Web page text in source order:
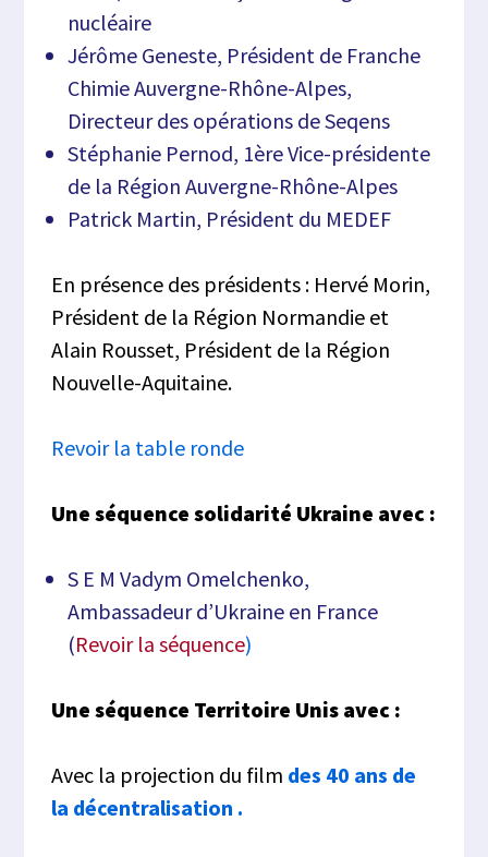
nucléaire
Jérôme Geneste, Président de Franche
Chimie Auvergne-Rhône-Alpes,
Directeur des opérations de Seqens
Stéphanie Pernod, 1ère Vice-présidente
de la Région Auvergne-Rhône-Alpes
Patrick Martin, Président du MEDEF
En présence des présidents : Hervé Morin,
Président de la Région Normandie et
Alain Rousset, Président de la Région
Nouvelle-Aquitaine.
Revoir la table ronde
Une séquence solidarité Ukraine avec :
S E M Vadym Omelchenko,
Ambassadeur d’Ukraine en France
(Revoir la séquence)
Une séquence Territoire Unis avec :
Avec la projection du film des 40 ans de
la décentralisation .